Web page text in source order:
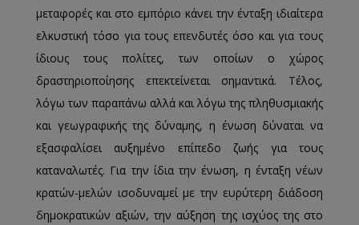
μεταφορές και στο εμπόριο κάνει την ένταξη ιδιαίτερα
ελκυστική τόσο για τους επενδυτές όσο και για τους
ίδιους τους πολίτες, των οποίων ο χώρος
δραστηριοποίησης επεκτείνεται σημαντικά. Τέλος,
λόγω των παραπάνω αλλά και λόγω της πληθυσμιακής
και γεωγραφικής της δύναμης, η ένωση δύναται να
εξασφαλίσει αυξημένο επίπεδο ζωής για τους
καταναλωτές. Για την ίδια την ένωση, η ένταξη νέων
κρατών-μελών ισοδυναμεί με την ευρύτερη διάδοση
δημοκρατικών αξιών, την αύξηση της ισχύος της στο